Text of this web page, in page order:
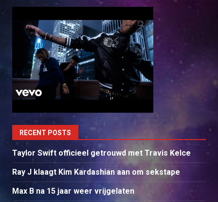
RECENT POSTS
Taylor Swift officieel getrouwd met Travis Kelce
Ray J klaagt Kim Kardashian aan om sekstape
Max B na 15 jaar weer vrijgelaten